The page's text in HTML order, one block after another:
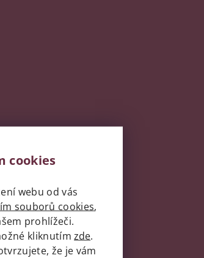
cookies
webu od vás
souborů cookies,
prohlížeči.
kliknutímzde.
že je vám